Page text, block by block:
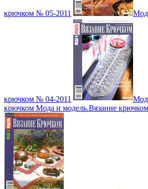
крючком № 05-2011
крючком № 04-2011
крючком Мода и модель.Вязание